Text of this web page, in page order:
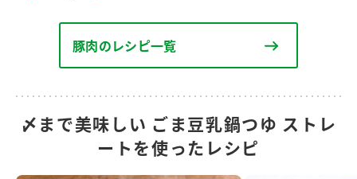
豚肉のレシピ一覧
〆まで美味しい ごま豆乳鍋つゆ ストレ
ートを使ったレシピ